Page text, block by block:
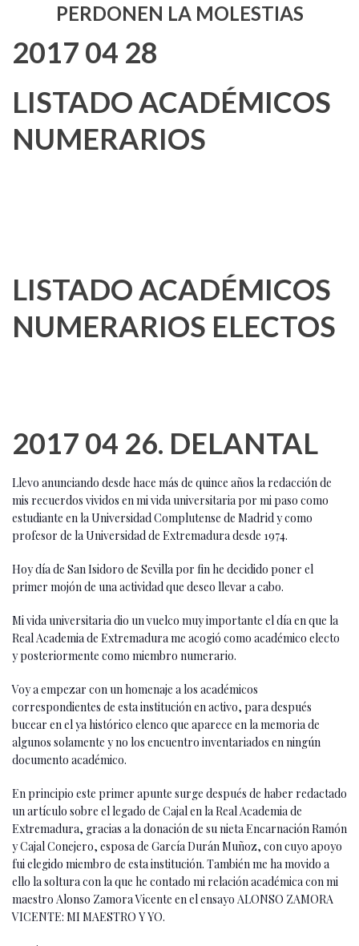
PERDONEN LA MOLESTIAS
2017 04 28
LISTADO ACADÉMICOS
NUMERARIOS
LISTADO ACADÉMICOS
NUMERARIOS ELECTOS
2017 04 26. DELANTAL
Llevo anunciando desde hace más de quince años la redacción de
mis recuerdos vividos en mi vida universitaria por mi paso como
estudiante en la Universidad Complutense de Madrid y como
profesor de la Universidad de Extremadura desde 1974.
Hoy día de San Isidoro de Sevilla por fin he decidido poner el
primer mojón de una actividad que deseo llevar a cabo.
Mi vida universitaria dio un vuelco muy importante el día en que la
Real Academia de Extremadura me acogió como académico electo
y posteriormente como miembro numerario.
Voy a empezar con un homenaje a los académicos
correspondientes de esta institución en activo, para después
bucear en el ya histórico elenco que aparece en la memoria de
algunos solamente y no los encuentro inventariados en ningún
documento académico.
En principio este primer apunte surge después de haber redactado
un artículo sobre el legado de Cajal en la Real Academia de
Extremadura, gracias a la donación de su nieta Encarnación Ramón
y Cajal Conejero, esposa de García Durán Muñoz, con cuyo apoyo
fui elegido miembro de esta institución. También me ha movido a
ello la soltura con la que he contado mi relación académica con mi
maestro Alonso Zamora Vicente en el ensayo ALONSO ZAMORA
VICENTE: MI MAESTRO Y YO.